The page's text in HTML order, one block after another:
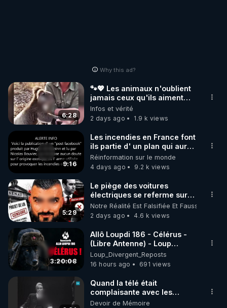
Why this ad?
6:28
🐾💖 Les animaux n'oublient
jamais ceux qu'ils aiment…
🥹❤️
Infos et vérité
2 days ago
1.9 k views
9:16
Les incendies en France font
ils partie d' un plan qui aurait
débuté le 11 septembre 2001
?
Réinformation sur le monde
4 days ago
9.2 k views
5:29
Le piège des voitures
électriques se referme sur
les usagers !
Notre Réalité Est Falsifiée Et Fausse
2 days ago
4.6 k views
3:20:08
Allô Loupdi 186 - Célérus -
(Libre Antenne) - Loup
Divergent 2026.08.06
Loup_Divergent_Reposts
16 hours ago
691 views
Quand la télé était
complaisante avec les
pédophiles
Devoir de Mémoire